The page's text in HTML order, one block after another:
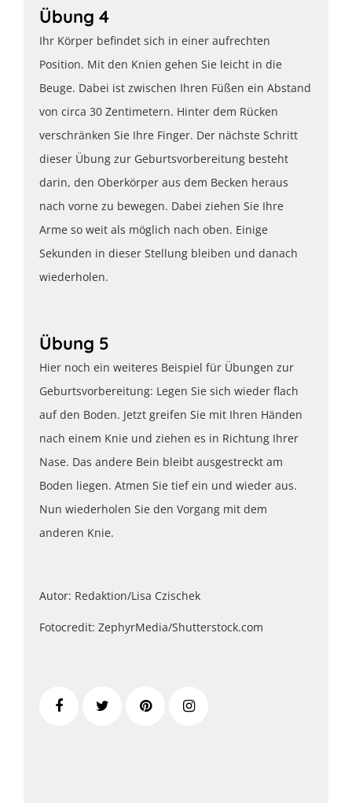
Übung 4
Ihr Körper befindet sich in einer aufrechten
Position. Mit den Knien gehen Sie leicht in die
Beuge. Dabei ist zwischen Ihren Füßen ein Abstand
von circa 30 Zentimetern. Hinter dem Rücken
verschränken Sie Ihre Finger. Der nächste Schritt
dieser Übung zur Geburtsvorbereitung besteht
darin, den Oberkörper aus dem Becken heraus
nach vorne zu bewegen. Dabei ziehen Sie Ihre
Arme so weit als möglich nach oben. Einige
Sekunden in dieser Stellung bleiben und danach
wiederholen.
Übung 5
Hier noch ein weiteres Beispiel für Übungen zur
Geburtsvorbereitung: Legen Sie sich wieder flach
auf den Boden. Jetzt greifen Sie mit Ihren Händen
nach einem Knie und ziehen es in Richtung Ihrer
Nase. Das andere Bein bleibt ausgestreckt am
Boden liegen. Atmen Sie tief ein und wieder aus.
Nun wiederholen Sie den Vorgang mit dem
anderen Knie.
Autor: Redaktion/Lisa Czischek
Fotocredit: ZephyrMedia/Shutterstock.com